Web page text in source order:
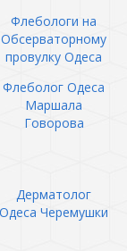
Флебологи на
Обсерваторному
провулку Одеса
Флеболог Одеса
Маршала
Говорова
Дерматолог
Одеса Черемушки